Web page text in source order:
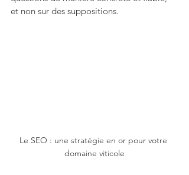
et non sur des suppositions.
Le SEO : une stratégie en or pour votre
domaine viticole